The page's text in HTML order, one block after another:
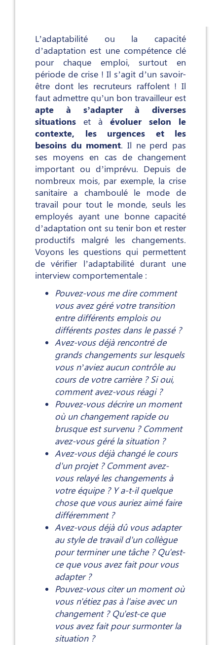
L’adaptabilité ou la capacité
d’adaptation est une compétence clé
pour chaque emploi, surtout en
période de crise ! Il s’agit d’un savoir-
être dont les recruteurs raffolent ! Il
faut admettre qu’un bon travailleur est
apte à s’adapter à diverses
situations et à évoluer selon le
contexte, les urgences et les
besoins du moment. Il ne perd pas
ses moyens en cas de changement
important ou d’imprévu. Depuis de
nombreux mois, par exemple, la crise
sanitaire a chamboulé le mode de
travail pour tout le monde, seuls les
employés ayant une bonne capacité
d’adaptation ont su tenir bon et rester
productifs malgré les changements.
Voyons les questions qui permettent
de vérifier l’adaptabilité durant une
interview comportementale :
Pouvez-vous me dire comment
vous avez géré votre transition
entre différents emplois ou
différents postes dans le passé ?
Avez-vous déjà rencontré de
grands changements sur lesquels
vous n’aviez aucun contrôle au
cours de votre carrière ? Si oui,
comment avez-vous réagi ?
Pouvez-vous décrire un moment
où un changement rapide ou
brusque est survenu ? Comment
avez-vous géré la situation ?
Avez-vous déjà changé le cours
d'un projet ? Comment avez-
vous relayé les changements à
votre équipe ? Y a-t-il quelque
chose que vous auriez aimé faire
différemment ?
Avez-vous déjà dû vous adapter
au style de travail d'un collègue
pour terminer une tâche ? Qu'est-
ce que vous avez fait pour vous
adapter ?
Pouvez-vous citer un moment où
vous n'étiez pas à l'aise avec un
changement ? Qu'est-ce que
vous avez fait pour surmonter la
situation ?